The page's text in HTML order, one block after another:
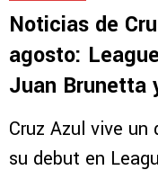
Noticias de
agosto:
Juan Brunetta
Cruz Azul vive
su debut en